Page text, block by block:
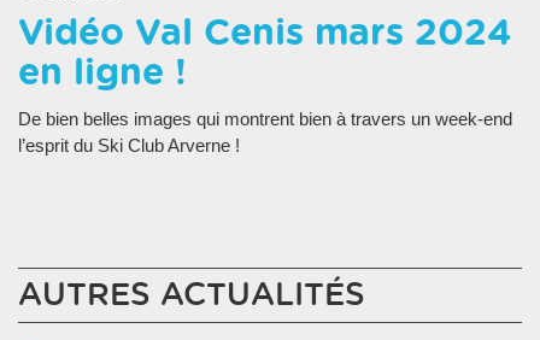
Vidéo Val Cenis mars 2024
en ligne !
De bien belles images qui montrent bien à travers un week-end
l’esprit du Ski Club Arverne !
AUTRES ACTUALITÉS